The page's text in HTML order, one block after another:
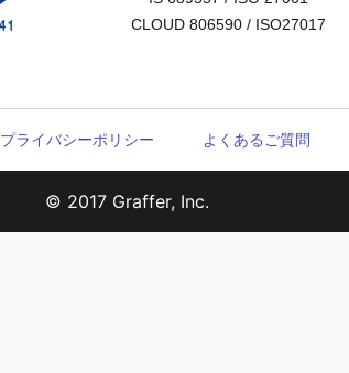
CLOUD 806590 / ISO27017
プライバシーポリシー よくあるご質問
© 2017 Graffer, Inc.